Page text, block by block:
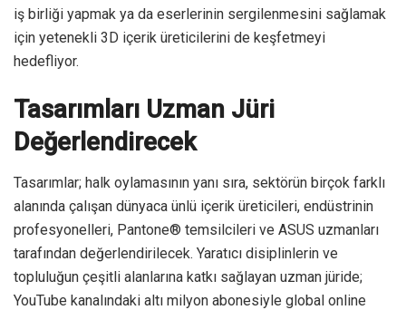
iş birliği yapmak ya da eserlerinin sergilenmesini sağlamak
için yetenekli 3D içerik üreticilerini de keşfetmeyi
hedefliyor.
Tasarımları Uzman Jüri
Değerlendirecek
Tasarımlar; halk oylamasının yanı sıra, sektörün birçok farklı
alanında çalışan dünyaca ünlü içerik üreticileri, endüstrinin
profesyonelleri, Pantone® temsilcileri ve ASUS uzmanları
tarafından değerlendirilecek. Yaratıcı disiplinlerin ve
topluluğun çeşitli alanlarına katkı sağlayan uzman jüride;
YouTube kanalındaki altı milyon abonesiyle global online